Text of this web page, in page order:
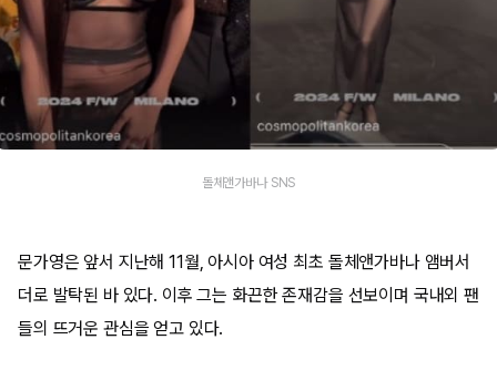
돌체앤가바나 SNS
문가영은 앞서 지난해 11월, 아시아 여성 최초 돌체앤가바나 앰버서
더로 발탁된 바 있다. 이후 그는 화끈한 존재감을 선보이며 국내외 팬
들의 뜨거운 관심을 얻고 있다.